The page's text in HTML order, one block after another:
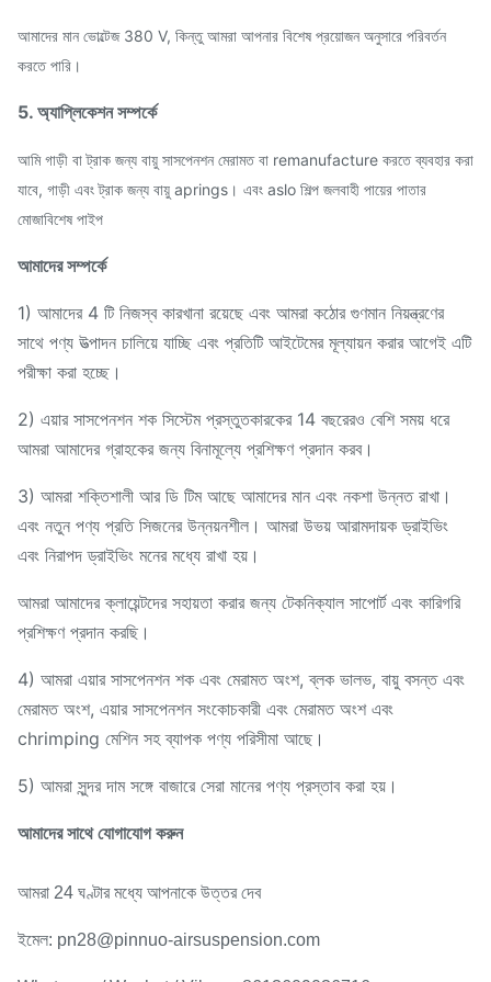
আমাদের মান ভোল্টেজ 380 V, কিন্তু আমরা আপনার বিশেষ প্রয়োজন অনুসারে পরিবর্তন
করতে পারি।
5. অ্যাপ্লিকেশন সম্পর্কে
আমি গাড়ী বা ট্রাক জন্য বায়ু সাসপেনশন মেরামত বা remanufacture করতে ব্যবহার করা
যাবে, গাড়ী এবং ট্রাক জন্য বায়ু aprings। এবং aslo শিল্প জলবাহী পায়ের পাতার
মোজাবিশেষ পাইপ
আমাদের সম্পর্কে
1) আমাদের 4 টি নিজস্ব কারখানা রয়েছে এবং আমরা কঠোর গুণমান নিয়ন্ত্রণের
সাথে পণ্য উত্পাদন চালিয়ে যাচ্ছি এবং প্রতিটি আইটেমের মূল্যায়ন করার আগেই এটি
পরীক্ষা করা হচ্ছে।
2) এয়ার সাসপেনশন শক সিস্টেম প্রস্তুতকারকের 14 বছরেরও বেশি সময় ধরে
আমরা আমাদের গ্রাহকের জন্য বিনামূল্যে প্রশিক্ষণ প্রদান করব।
3) আমরা শক্তিশালী আর ডি টিম আছে আমাদের মান এবং নকশা উন্নত রাখা।
এবং নতুন পণ্য প্রতি সিজনের উন্নয়নশীল। আমরা উভয় আরামদায়ক ড্রাইভিং
এবং নিরাপদ ড্রাইভিং মনের মধ্যে রাখা হয়।
আমরা আমাদের ক্লায়েন্টদের সহায়তা করার জন্য টেকনিক্যাল সাপোর্ট এবং কারিগরি
প্রশিক্ষণ প্রদান করছি।
4) আমরা এয়ার সাসপেনশন শক এবং মেরামত অংশ, ব্লক ভালভ, বায়ু বসন্ত এবং
মেরামত অংশ, এয়ার সাসপেনশন সংকোচকারী এবং মেরামত অংশ এবং
chrimping মেশিন সহ ব্যাপক পণ্য পরিসীমা আছে।
5) আমরা সুন্দর দাম সঙ্গে বাজারে সেরা মানের পণ্য প্রস্তাব করা হয়।
আমাদের সাথে যোগাযোগ করুন
আমরা 24 ঘণ্টার মধ্যে আপনাকে উত্তর দেব
ইমেল: pn28@pinnuo-airsuspension.com